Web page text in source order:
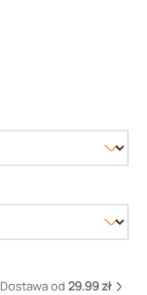
Dostawa od 29.99 zł